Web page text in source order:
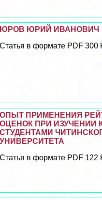
ЮРОВ ЮРИЙ ИВАНОВИЧ
Статья в формате PDF 300
ОПЫТ ПРИМЕНЕНИЯ
ОЦЕНОК ПРИ ИЗУЧЕНИИ
СТУДЕНТАМИ
УНИВЕРСИТЕТА
Статья в формате PDF 122